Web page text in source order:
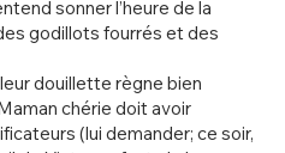
sonner l’heure de la
godillots fourrés et des
douillette règne bien
chérie doit avoir
(lui demander; ce soir,